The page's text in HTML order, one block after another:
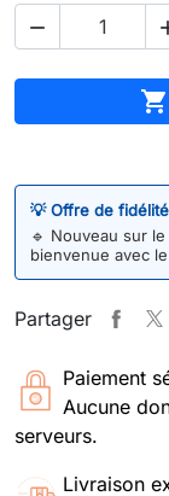


💡 Offre de
🔹 Nouveau sur
bienvenue avec
Partager
Paiement
Aucune
serveurs.
Livraison